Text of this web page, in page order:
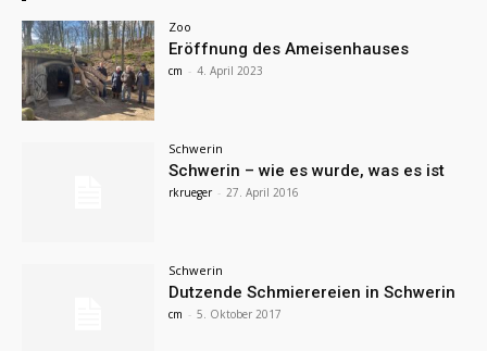
Zoo
Eröffnung des Ameisenhauses
cm - 4. April 2023
Schwerin
Schwerin – wie es wurde, was es ist
rkrueger - 27. April 2016
Schwerin
Dutzende Schmierereien in Schwerin
cm - 5. Oktober 2017